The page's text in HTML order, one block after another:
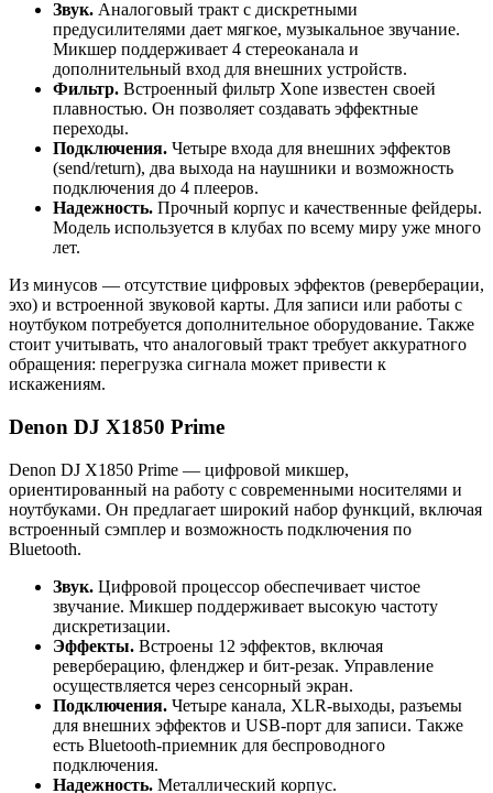
Звук. Аналоговый тракт с дискретными
предусилителями дает мягкое, музыкальное звучание.
Микшер поддерживает 4 стереоканала и
дополнительный вход для внешних устройств.
Фильтр. Встроенный фильтр Xone известен своей
плавностью. Он позволяет создавать эффектные
переходы.
Подключения. Четыре входа для внешних эффектов
(send/return), два выхода на наушники и возможность
подключения до 4 плееров.
Надежность. Прочный корпус и качественные фейдеры.
Модель используется в клубах по всему миру уже много
лет.
Из минусов — отсутствие цифровых эффектов (реверберации,
эхо) и встроенной звуковой карты. Для записи или работы с
ноутбуком потребуется дополнительное оборудование. Также
стоит учитывать, что аналоговый тракт требует аккуратного
обращения: перегрузка сигнала может привести к
искажениям.
Denon DJ X1850 Prime
Denon DJ X1850 Prime — цифровой микшер,
ориентированный на работу с современными носителями и
ноутбуками. Он предлагает широкий набор функций, включая
встроенный сэмплер и возможность подключения по
Bluetooth.
Звук. Цифровой процессор обеспечивает чистое
звучание. Микшер поддерживает высокую частоту
дискретизации.
Эффекты. Встроены 12 эффектов, включая
реверберацию, фленджер и бит-резак. Управление
осуществляется через сенсорный экран.
Подключения. Четыре канала, XLR-выходы, разъемы
для внешних эффектов и USB-порт для записи. Также
есть Bluetooth-приемник для беспроводного
подключения.
Надежность. Металлический корпус.